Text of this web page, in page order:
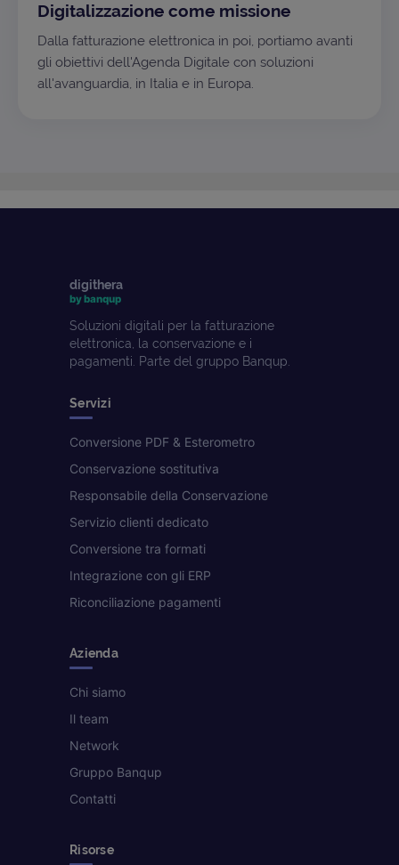
Digitalizzazione come missione
Dalla fatturazione elettronica in poi, portiamo avanti
gli obiettivi dell'Agenda Digitale con soluzioni
all'avanguardia, in Italia e in Europa.
digithera
by banqup
Soluzioni digitali per la fatturazione
elettronica, la conservazione e i
pagamenti. Parte del gruppo Banqup.
Servizi
Conversione PDF & Esterometro
Conservazione sostitutiva
Responsabile della Conservazione
Servizio clienti dedicato
Conversione tra formati
Integrazione con gli ERP
Riconciliazione pagamenti
Azienda
Chi siamo
Il team
Network
Gruppo Banqup
Contatti
Risorse